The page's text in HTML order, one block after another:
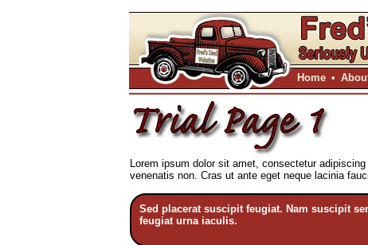
Home •
Lorem ipsum dolor sit amet, consectetur
venenatis non. Cras ut ante eget neque lacinia
Sed placerat suscipit feugiat. Nam suscipit
feugiat urna iaculis.